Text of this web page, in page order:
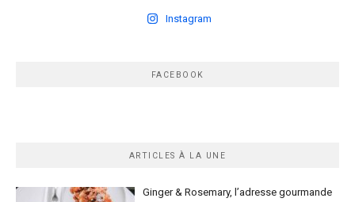
Instagram
FACEBOOK
ARTICLES À LA UNE
Ginger & Rosemary, l’adresse gourmande